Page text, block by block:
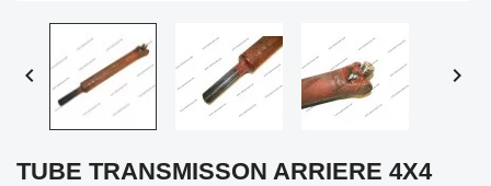
 
TUBE TRANSMISSON ARRIERE 4X4